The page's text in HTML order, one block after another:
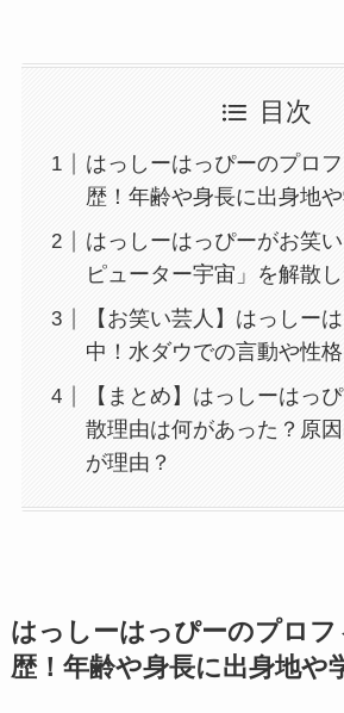
目次
はっしーはっぴーのプロ
歴！年齢や身長に出身地
はっしーはっぴーがお笑
ピューター宇宙」を解散
【お笑い芸人】はっしー
中！水ダウでの言動や性
【まとめ】はっしーはっ
散理由は何があった？原
が理由？
はっしーはっぴーのプロ
歴！年齢や身長に出身地や